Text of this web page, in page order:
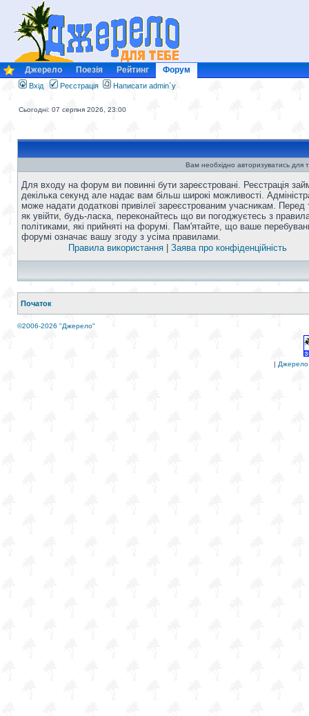
Джерело Поезія Рейтинг Форум
Вхід Реєстрація Написати admin`у
Сьогодні: 07 серпня 2026, 23:00
Вам необхідно авторизуватись для
Для входу на форум ви повинні бути зареєстровані. Реєстрація
декілька секунд але надає вам більш широкі можливості.
може надати додаткові привілеї зареєстрованим учасникам. Перед
як увійти, будь-ласка, переконайтесь що ви погоджуєтесь з
політиками, які прийняті на форумі. Пам'ятайте, що ваше
форумі означає вашу згоду з усіма правилами.
Правила використання
Заява про конфіденційність
Початок
©2006-2026 "Джерело"
| Джерело